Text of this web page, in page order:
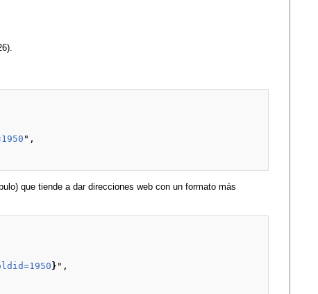
",
que tiende a dar direcciones web con un formato más
} ",